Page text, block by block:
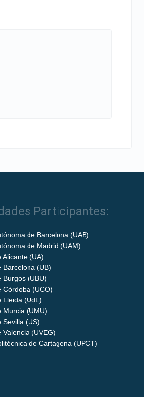
Participantes:
de Barcelona (UAB)
de Madrid (UAM)
Alicante (UA)
Barcelona (UB)
Burgos (UBU)
Córdoba (UCO)
Lleida (UdL)
Murcia (UMU)
Sevilla (US)
Valencia (UVEG)
de Cartagena (UPCT)